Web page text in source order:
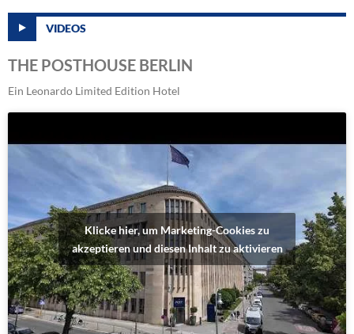
VIDEOS
THE POSTHOUSE BERLIN
Ein Leonardo Limited Edition Hotel
Klicke hier, um Marketing-Cookies zu
akzeptieren und diesen Inhalt zu aktivieren